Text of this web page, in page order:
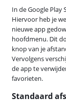
In de Google
Hiervoor heb je
nieuwe app
hoofdmenu. Dit
knop van je
Vervolgens
de app te
favorieten.
Standaard